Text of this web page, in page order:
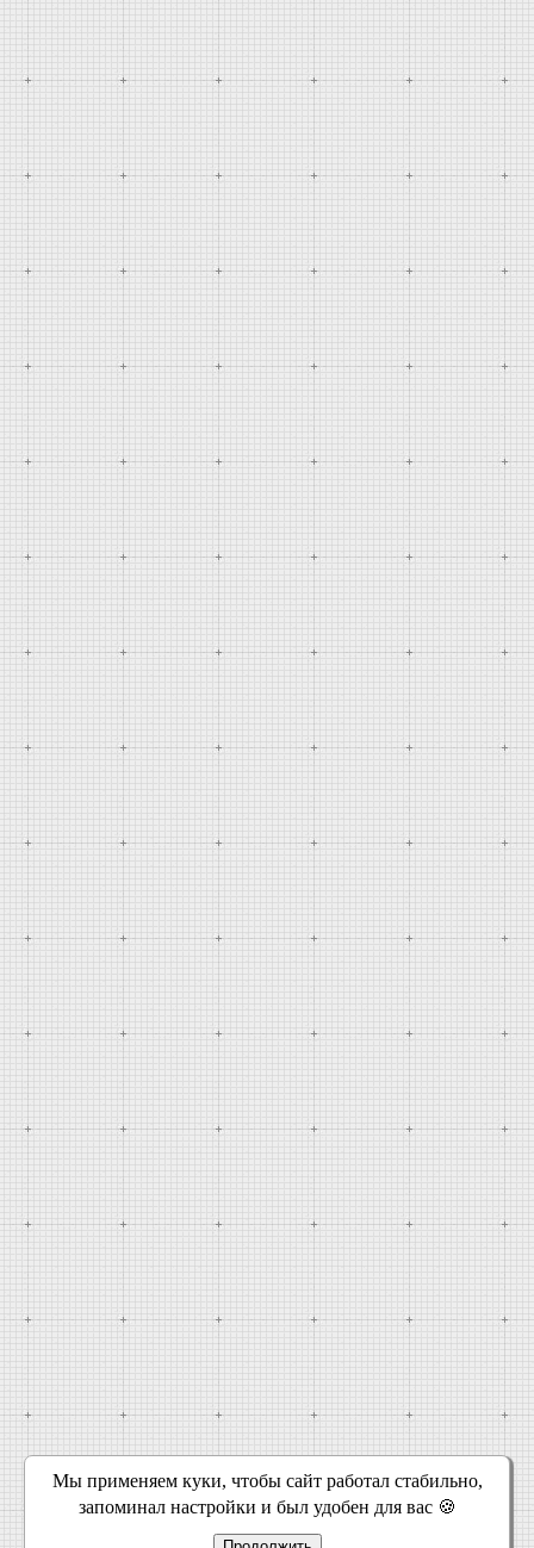
Мы применяем куки, чтобы сайт работал стабильно,
запоминал настройки и был удобен для вас 🍪